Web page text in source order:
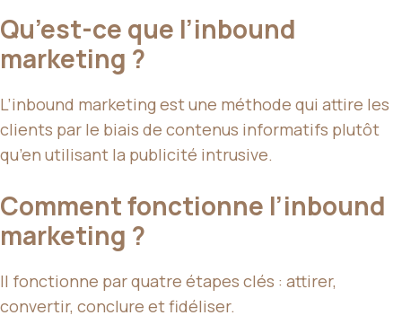
Qu’est-ce que l’inbound
marketing ?
L’inbound marketing est une méthode qui attire les
clients par le biais de contenus informatifs plutôt
qu’en utilisant la publicité intrusive.
Comment fonctionne l’inbound
marketing ?
Il fonctionne par quatre étapes clés : attirer,
convertir, conclure et fidéliser.